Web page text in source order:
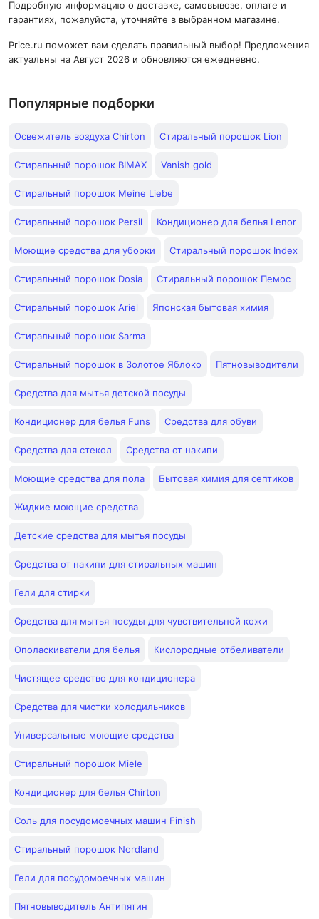
Подробную информацию о доставке, самовывозе, оплате и
гарантиях, пожалуйста, уточняйте в выбранном магазине.
Price.ru поможет вам сделать правильный выбор! Предложения
актуальны на Август 2026 и обновляются ежедневно.
Популярные подборки
Освежитель воздуха Chirton Стиральный порошок Lion
Стиральный порошок BIMAX Vanish gold
Стиральный порошок Meine Liebe
Стиральный порошок Persil Кондиционер для белья Lenor
Моющие средства для уборки Стиральный порошок Index
Стиральный порошок Dosia Стиральный порошок Пемос
Стиральный порошок Ariel Японская бытовая химия
Стиральный порошок Sarma
Стиральный порошок в Золотое Яблоко Пятновыводители
Средства для мытья детской посуды
Кондиционер для белья Funs Средства для обуви
Средства для стекол Средства от накипи
Моющие средства для пола Бытовая химия для септиков
Жидкие моющие средства
Детские средства для мытья посуды
Средства от накипи для стиральных машин
Гели для стирки
Средства для мытья посуды для чувствительной кожи
Ополаскиватели для белья Кислородные отбеливатели
Чистящее средство для кондиционера
Средства для чистки холодильников
Универсальные моющие средства
Стиральный порошок Miele
Кондиционер для белья Chirton
Соль для посудомоечных машин Finish
Стиральный порошок Nordland
Гели для посудомоечных машин
Пятновыводитель Антипятин